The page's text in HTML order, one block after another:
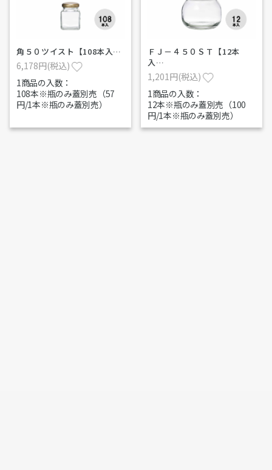
角５０ツイスト【108本入…
6,178円(税込)
1商品の入数：
108本※瓶のみ蓋別売（57
円/1本※瓶のみ蓋別売）
ＦＪ－４５０ＳＴ【12本
入…
1,201円(税込)
1商品の入数：
12本※瓶のみ蓋別売（100
円/1本※瓶のみ蓋別売）